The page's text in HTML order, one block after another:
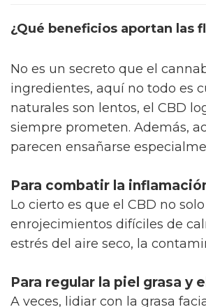
¿Qué beneficios aportan las
No es un secreto que el
ingredientes, aquí no todo es
naturales son lentos, el CBD
siempre prometen. Además,
parecen ensañarse
Para combatir la
Lo cierto es que el CBD no
enrojecimientos difíciles de
estrés del aire seco, la
Para regular la piel grasa y
A veces, lidiar con la grasa